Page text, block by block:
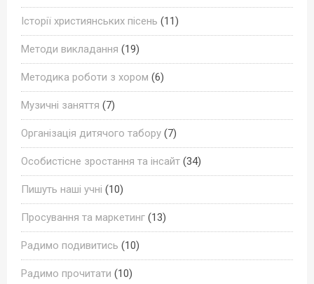
Історії християнських пісень (11)
Методи викладання (19)
Методика роботи з хором (6)
Музичні заняття (7)
Організація дитячого табору (7)
Особистісне зростання та інсайт (34)
Пишуть наші учні (10)
Просування та маркетинг (13)
Радимо подивитись (10)
Радимо прочитати (10)